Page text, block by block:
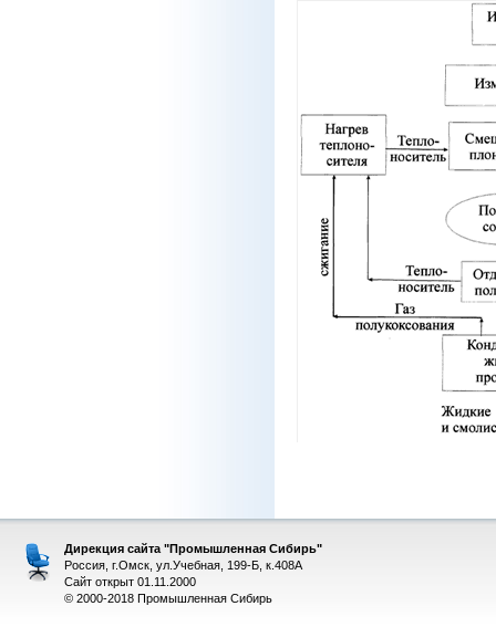
Дирекция сайта "Промышленная Сибирь"
Россия, г.Омск, ул.Учебная, 199-Б, к.408А
Сайт открыт 01.11.2000
© 2000-2018 Промышленная Сибирь